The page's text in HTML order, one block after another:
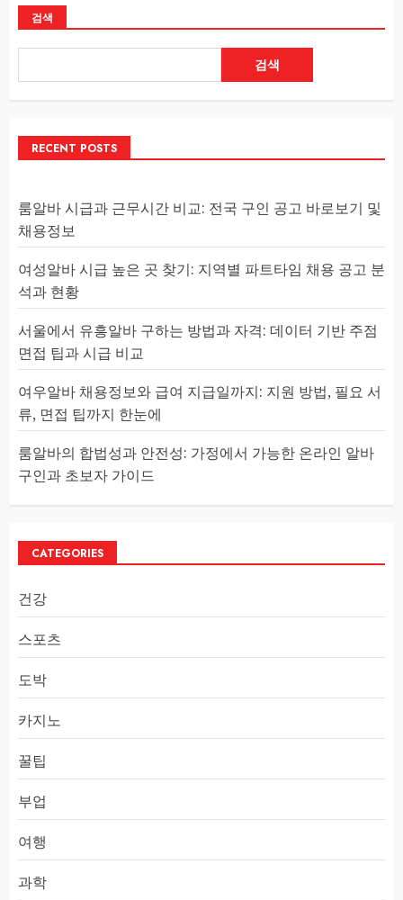
검색
검색
RECENT POSTS
룸알바 시급과 근무시간 비교: 전국 구인 공고 바로보기 및
채용정보
여성알바 시급 높은 곳 찾기: 지역별 파트타임 채용 공고 분
석과 현황
서울에서 유흥알바 구하는 방법과 자격: 데이터 기반 주점
면접 팁과 시급 비교
여우알바 채용정보와 급여 지급일까지: 지원 방법, 필요 서
류, 면접 팁까지 한눈에
룸알바의 합법성과 안전성: 가정에서 가능한 온라인 알바
구인과 초보자 가이드
CATEGORIES
건강
스포츠
도박
카지노
꿀팁
부업
여행
과학